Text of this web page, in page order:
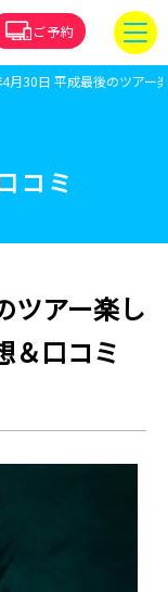
ご予約
月30日 平成最後のツアー
コミ
ツアー楽し
＆口コミ